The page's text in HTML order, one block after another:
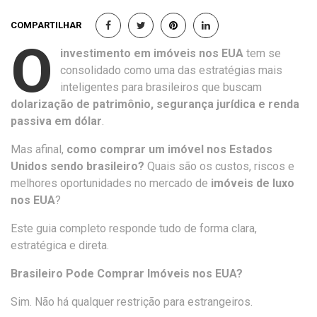
COMPARTILHAR
O investimento em imóveis nos EUA tem se
consolidado como uma das estratégias mais
inteligentes para brasileiros que buscam
dolarização de patrimônio, segurança jurídica e renda
passiva em dólar.
Mas afinal, como comprar um imóvel nos Estados
Unidos sendo brasileiro? Quais são os custos, riscos e
melhores oportunidades no mercado de imóveis de luxo
nos EUA?
Este guia completo responde tudo de forma clara,
estratégica e direta.
Brasileiro Pode Comprar Imóveis nos EUA?
Sim. Não há qualquer restrição para estrangeiros.